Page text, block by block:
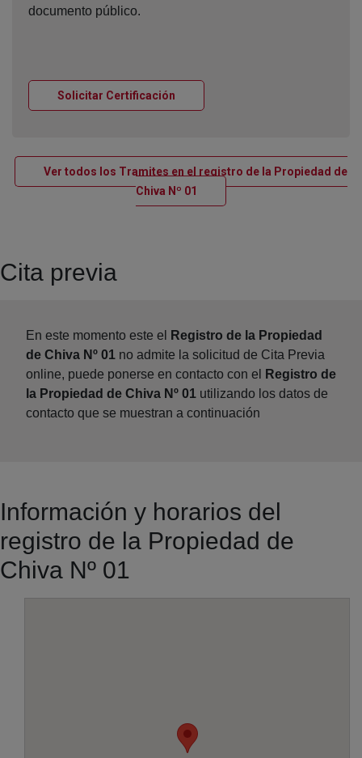
documento público.
Solicitar Certificación
Ver todos los Tramites en el registro de la Propiedad de
Chiva Nº 01
Ventana nueva
Cita previa
En este momento este el
Registro de la Propiedad
de Chiva Nº 01 no admite la solicitud de Cita Previa
online, puede ponerse en contacto con el
Registro de
la Propiedad de Chiva Nº 01 utilizando los datos de
contacto que se muestran a continuación
Información y horarios del
registro de la Propiedad de
Chiva Nº 01